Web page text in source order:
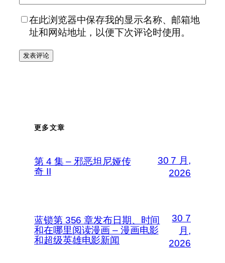
在此浏览器中保存我的显示名称、邮箱地
址和网站地址，以便下次评论时使用。
更多文章
第 4 集 – 邪恶坦尼娅传
奇 II
30 7 月,
2026
蓝锁第 356 章发布日期、时间
和在哪里阅读漫画 – 漫画电影
和超级英雄电影新闻
30 7
月,
2026